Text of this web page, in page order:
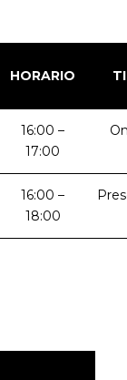
HORARIO
16:00 –
17:00
16:00 –
18:00